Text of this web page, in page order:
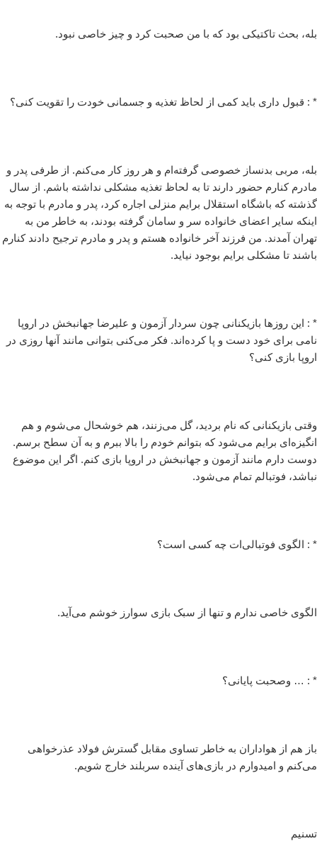
بله، بحث تاکتیکی بود که با من صحبت کرد و چیز خاصی نبود.
* : قبول داری باید کمی از لحاظ تغذیه و جسمانی خودت را تقویت کنی؟
بله، مربی بدنساز خصوصی گرفته‌ام و هر روز کار می‌کنم. از طرفی پدر و
مادرم کنارم حضور دارند تا به لحاظ تغذیه مشکلی نداشته باشم. از سال
گذشته که باشگاه استقلال برایم منزلی اجاره کرد، پدر و مادرم با توجه به
اینکه سایر اعضای خانواده سر و سامان گرفته بودند، به خاطر من به
تهران آمدند. من فرزند آخر خانواده هستم و پدر و مادرم ترجیح دادند کنارم
باشند تا مشکلی برایم بوجود نیاید.
* : این روزها بازیکنانی چون سردار آزمون و علیرضا جهانبخش در اروپا
نامی برای خود دست و پا کرده‌اند. فکر می‌کنی بتوانی مانند آنها روزی در
اروپا بازی کنی؟
وقتی بازیکنانی که نام بردید، گل می‌زنند، هم خوشحال می‌شوم و هم
انگیزه‌ای برایم می‌شود که بتوانم خودم را بالا ببرم و به آن سطح برسم.
دوست دارم مانند آزمون و جهانبخش در اروپا بازی کنم. اگر این موضوع
نباشد، فوتبالم تمام می‌شود.
* : الگوی فوتبالی‌ات چه کسی است؟
الگوی خاصی ندارم و تنها از سبک بازی سوارز خوشم می‌آید.
* : … وصحبت پایانی؟
باز هم از هواداران به خاطر تساوی مقابل گسترش فولاد عذرخواهی
می‌کنم و امیدوارم در بازی‌های آینده سربلند خارج شویم.
تسنیم